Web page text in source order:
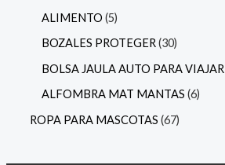
ALIMENTO 5
BOZALES PROTEGER 30
BOLSA JAULA AUTO PARA VIAJAR
ALFOMBRA MAT MANTAS 6
ROPA PARA MASCOTAS 67